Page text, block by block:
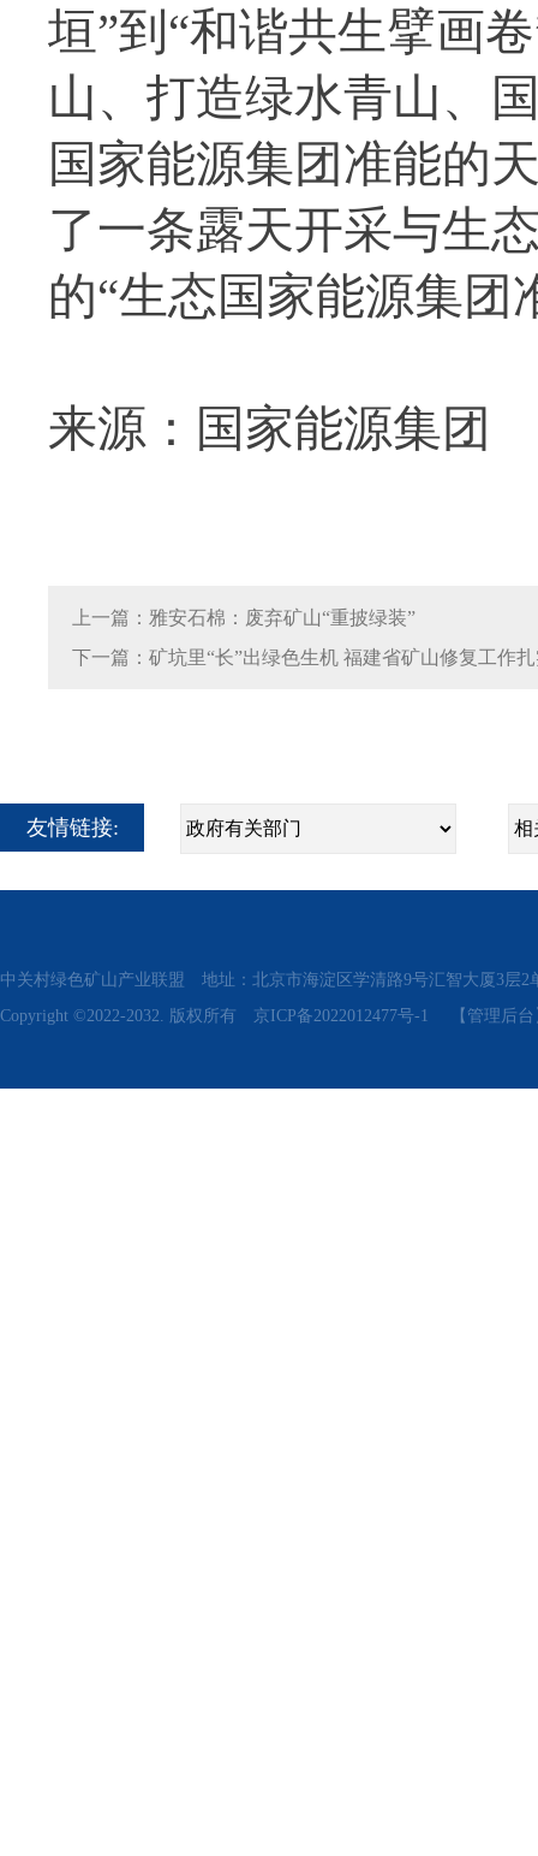
垣”到“和谐共生擘画
山、打造绿水青山、
国家能源集团准能的
了一条露天开采与生
的“生态国家能源集团
来源：国家能源集团
上一篇：雅安石棉：废弃矿山“重披绿装”
下一篇：矿坑里“长”出绿色生机 福建省矿山修复工作
友情链接:
中关村绿色矿山产业联盟 地址：北京市海淀区学清路9号汇智大厦3层
Copyright ©2022-2032. 版权所有 京ICP备2022012477号-1 【管理后